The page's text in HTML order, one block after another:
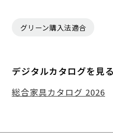
グリーン購入法適合
デジタルカタログを見る
総合家具カタログ 2026